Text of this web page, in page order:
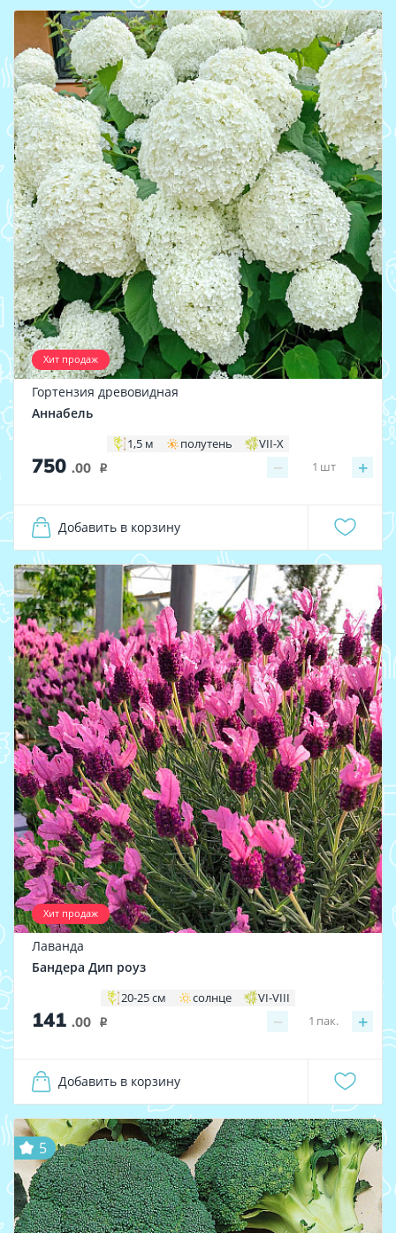
Хит продаж
Гортензия древовидная
Аннабель
1,5 м полутень VII-X
750 .00 i − +
1 шт
Добавить в корзину
Хит продаж
Лаванда
Бандера Дип роуз
20-25 см солнце VI-VIII
141 .00 i − +
1 пак.
Добавить в корзину
5